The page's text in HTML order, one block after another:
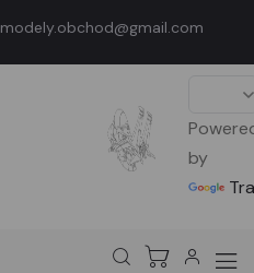
modely.obchod@gmail.com
by